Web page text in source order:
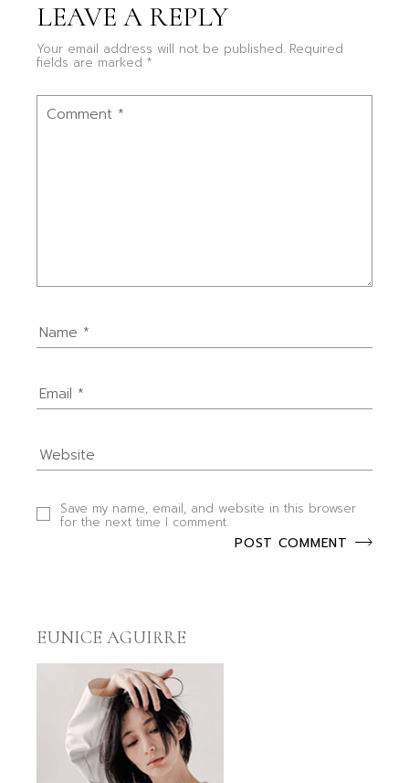
LEAVE A REPLY
Your email address will not be published. Required
fields are marked*
Save my name, email, and website in this browser
for the next time I comment.
POST COMMENT
EUNICE AGUIRRE